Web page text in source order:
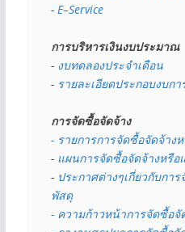
- E–Service
การบริหารเงินงบประมาณ
- งบทดลองประจำเดือน
- รายละเอียดประกอบงบกา
การจัดซื้อจัดจ้าง
- รายการการจัดซื้อจัดจ้าง
- แผนการจัดซื้อจัดจ้างหรื
- ประกาศต่างๆเกี่ยวกับกา
พัสดุ
- ความก้าวหน้าการจัดซื้อจั